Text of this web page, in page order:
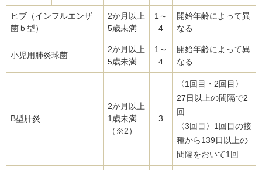
ヒブ（インフルエンザ
菌ｂ型）
2か月以上
5歳未満
1～
4
開始年齢によって異
なる
小児用肺炎球菌
2か月以上
5歳未満
1～
4
開始年齢によって異
なる
B型肝炎
2か月以上
1歳未満
（※2）
3
〈1回目・2回目〉
27日以上の間隔で2
回
〈3回目〉1回目の接
種から139日以上の
間隔をおいて1回